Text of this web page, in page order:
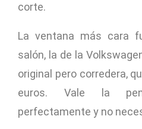
corte.
La ventana más cara
salón, la de la
original pero corredera,
euros. Vale la
perfectamente y no